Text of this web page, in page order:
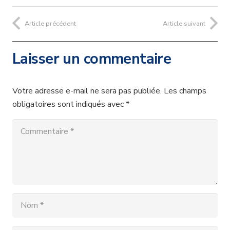
Article précédent Article suivant
Laisser un commentaire
Votre adresse e-mail ne sera pas publiée. Les champs
obligatoires sont indiqués avec*